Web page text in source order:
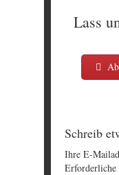
Lass
Schreib
Ihre E-